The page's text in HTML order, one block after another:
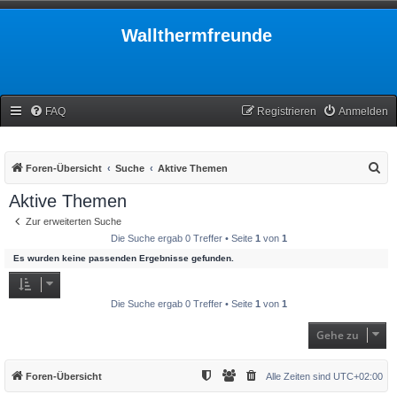
Wallthermfreunde
FAQ Anmelden
Registrieren
Foren-Übersicht Suche Aktive Themen
Aktive Themen
Zur erweiterten Suche
Die Suche ergab 0 Treffer • Seite 1 von 1
Es wurden keine passenden Ergebnisse gefunden.
Die Suche ergab 0 Treffer • Seite 1 von 1
Gehe zu
Foren-Übersicht Alle Zeiten sind UTC+02:00